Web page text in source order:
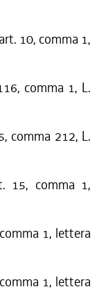
10, comma 1,
comma 1, L.
comma 212, L.
15, comma 1,
1, lettera
1, lettera